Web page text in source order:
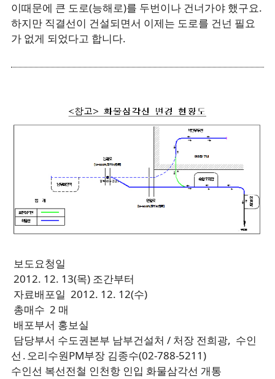
이때문에 큰 도로(능해로)를 두번이나 건너가야 했구요.
하지만 직결선이 건설되면서 이제는 도로를 건넌 필요
가 없게 되었다고 합니다.
보도요청일
2012. 12. 13(목) 조간부터
자료배포일 2012. 12. 12(수)
총매수 2 매
배포부서 홍보실
담당부서 수도권본부 남부건설처 / 처장 전희광, 수인
선․오리수원PM부장 김종수(02-788-5211)
수인선 복선전철 인천항 인입 화물삼각선 개통